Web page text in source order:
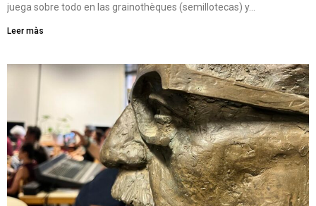
juega sobre todo en las grainothèques (semillotecas) y…
Leer màs